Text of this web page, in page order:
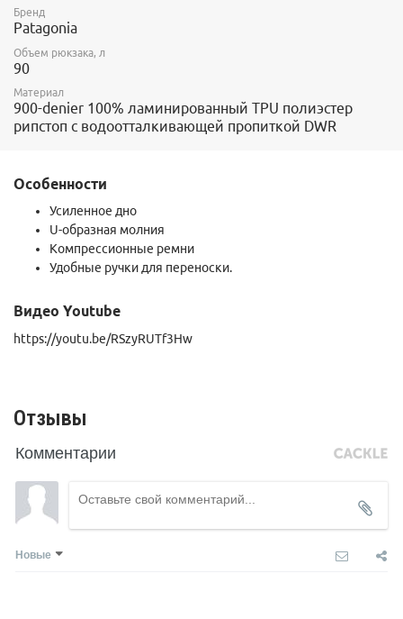
Бренд
Patagonia
Объем рюкзака, л
90
Материал
900-denier 100% ламинированный TPU полиэстер
рипстоп с водоотталкивающей пропиткой DWR
Особенности
Усиленное дно
U-образная молния
Компрессионные ремни
Удобные ручки для переноски.
Видео Youtube
https://youtu.be/RSzyRUTf3Hw
Отзывы
Комментарии
Новые